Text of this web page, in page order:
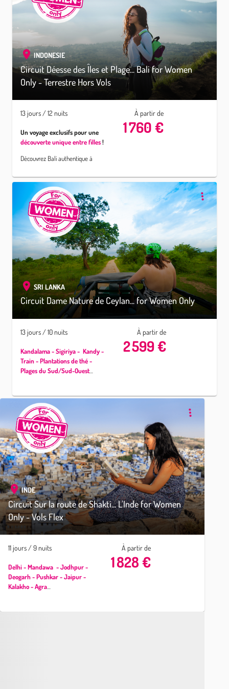
d’artisanset arpentez les
rizières verdoyantes. Partagez
lesplagesidylliques duSud de
Bali...INDONESIE
Circuit Déesse des Îles et Plage... Bali for Women
Only - Terrestre Hors Vols
13 jours / 12 nuits
Un voyage exclusifs pour une
découverte unique entre filles!
Découvrez Bali authentique à
etexclusivement féminin !
Immergez-vous dans des
naturels d'exception, visitez
des remarquables
temples,parcourez lesvillages
d’artisanset arpentez les
rizières verdoyantes. Partagez
des
expériences uniques et
insoliteset terminez sur
lesplagesidylliques duSud de
Bali ...
À partir de
1 760 €
SRI LANKA
Circuit Dame Nature de Ceylan... for Women Only
13 jours / 10 nuits
Kandalama - Sigiriya - Kandy -
Train - Plantations de thé -
Plages du Sud/Sud-Ouest
animaux sacrés et son
patrimoine entre femmes.
À partir de
2 599 €
INDE
Circuit Sur la route de Shakti... L'Inde for Women
Only - Vols Flex
11 jours / 9 nuits
Delhi - Mandawa - Jodhpur -
Deogarh - Pushkar - Jaipur -
Kalakho - Agra
À partir de
1 828 €